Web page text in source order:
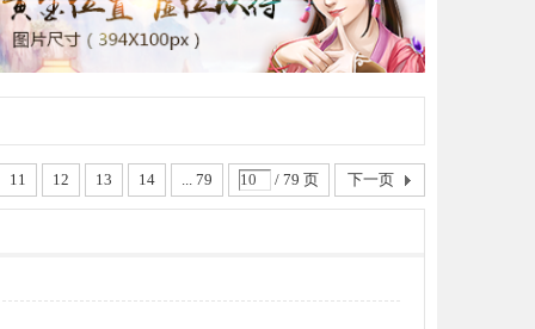
11 12 13 14 ... 79 / 79 页 下一页